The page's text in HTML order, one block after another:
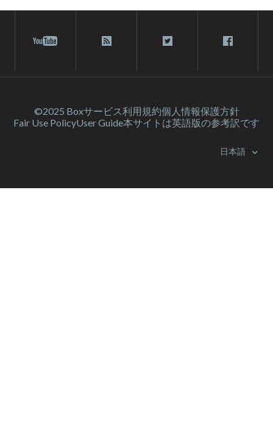
©2025 Boxサービス利⽤規約個人情報保護方針
Fair Use PolicyUser Guide本サイトは英語版の参考訳です
日本語